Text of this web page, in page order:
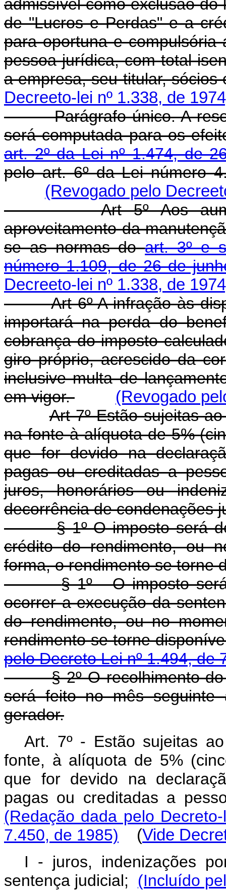
admissível como exclusão
de "Lucros e Perdas" e a
para oportuna e compulsória
pessoa jurídica, com total
a empresa, seu titular,
Decreeto-lei nº 1.338, de
Parágrafo único. A
será computada para os
art. 2º da Lei nº 1.474, de
pelo art. 6º da Lei número
(Revogado pelo
Art 5º Aos
aproveitamento da
se as normas doart. 3º e
número 1.109, de 26 de
Decreeto-lei nº 1.338, de
Art 6º A infração às
importará na perda do
cobrança do imposto
giro próprio, acrescido da
inclusive multa de
em vigor.
(Revogado
Art 7º Estão sujeitas
na fonte à alíquota de 5%
que for devido na
pagas ou creditadas a
juros, honorários ou
decorrência de condenações
§ 1º O imposto será
crédito do rendimento, ou
forma, o rendimento se torne
§ 1º - O imposto
ocorrer a execução da
do rendimento, ou no
rendimento se torne
pelo Decreto Lei nº 1.494, de
§ 2º O recolhimento do
será feito no mês
gerador.
Art. 7º - Estão sujeitas
fonte, à alíquota de 5%
que for devido na
pagas ou creditadas a
(Redação dada pelo
7.450, de 1985)
(Vide
I - juros, indenizações
sentença judicial; (Incluído